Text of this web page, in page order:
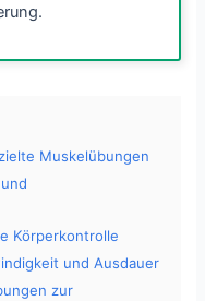
Muskelübungen
Körperkontrolle
und Ausdauer
zur